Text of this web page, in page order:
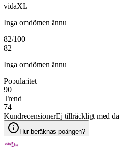
vidaXL
Inga omdömen ännu
82/100
82
Inga omdömen ännu
Popularitet
90
Trend
74
KundrecensionerEj tillräckligt med
Hur beräknas poängen?